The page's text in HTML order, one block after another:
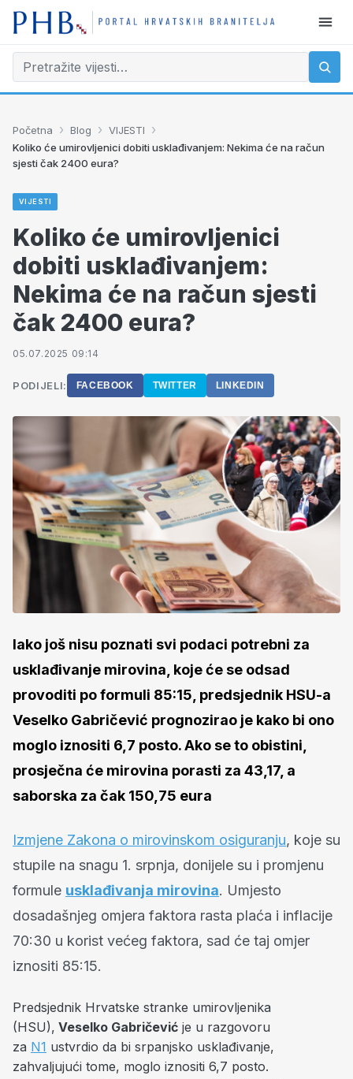
Početna › Blog › VIJESTI ›
Koliko će umirovljenici dobiti usklađivanjem: Nekima će na račun
sjesti čak 2400 eura?
VIJESTI
Koliko će umirovljenici
dobiti usklađivanjem:
Nekima će na račun sjesti
čak 2400 eura?
05.07.2025 09:14
PODIJELI: FACEBOOK TWITTER LINKEDIN
Iako još nisu poznati svi podaci potrebni za
usklađivanje mirovina, koje će se odsad
provoditi po formuli 85:15, predsjednik HSU-a
Veselko Gabričević prognozirao je kako bi ono
moglo iznositi 6,7 posto. Ako se to obistini,
prosječna će mirovina porasti za 43,17, a
saborska za čak 150,75 eura
Izmjene Zakona o mirovinskom osiguranju, koje su
stupile na snagu 1. srpnja, donijele su i promjenu
formule usklađivanja mirovina. Umjesto
dosadašnjeg omjera faktora rasta plaća i inflacije
70:30 u korist većeg faktora, sad će taj omjer
iznositi 85:15.
Predsjednik Hrvatske stranke umirovljenika
(HSU), Veselko Gabričević je u razgovoru
za N1 ustvrdio da bi srpanjsko usklađivanje,
zahvaljujući tome, moglo iznositi 6,7 posto.